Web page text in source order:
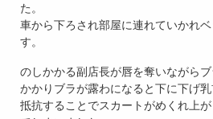
た。
車から下ろされ部屋に連れていかれ
す。
のしかかる副店長が唇を奪いながら
かかりブラが露わになると下に下げ乳
抵抗することでスカートがめくれ上